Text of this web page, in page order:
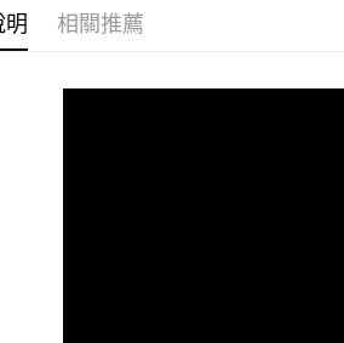
明 相關推薦